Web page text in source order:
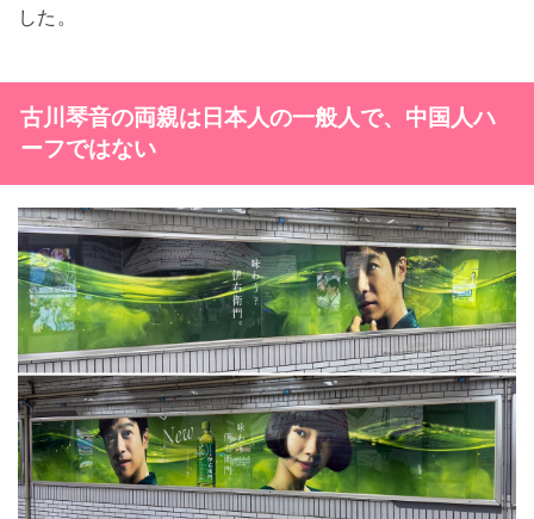
した。
古川琴音の両親は日本人の一般人で、中国人ハ
ーフではない